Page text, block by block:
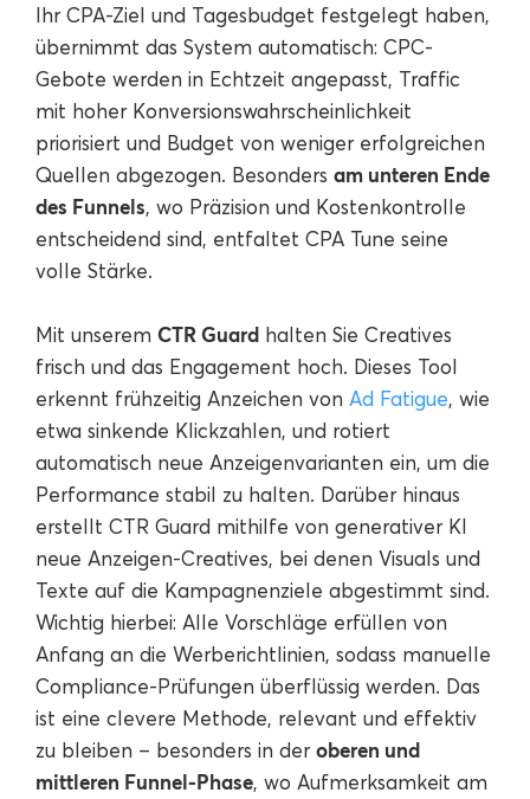
Ihr CPA-Ziel und Tagesbudget festgelegt haben,
übernimmt das System automatisch: CPC-
Gebote werden in Echtzeit angepasst, Traffic
mit hoher Konversionswahrscheinlichkeit
priorisiert und Budget von weniger erfolgreichen
Quellen abgezogen. Besonders am unteren Ende
des Funnels, wo Präzision und Kostenkontrolle
entscheidend sind, entfaltet CPA Tune seine
volle Stärke.
Mit unserem CTR Guard halten Sie Creatives
frisch und das Engagement hoch. Dieses Tool
erkennt frühzeitig Anzeichen von Ad Fatigue, wie
etwa sinkende Klickzahlen, und rotiert
automatisch neue Anzeigenvarianten ein, um die
Performance stabil zu halten. Darüber hinaus
erstellt CTR Guard mithilfe von generativer KI
neue Anzeigen-Creatives, bei denen Visuals und
Texte auf die Kampagnenziele abgestimmt sind.
Wichtig hierbei: Alle Vorschläge erfüllen von
Anfang an die Werberichtlinien, sodass manuelle
Compliance-Prüfungen überflüssig werden. Das
ist eine clevere Methode, relevant und effektiv
zu bleiben – besonders in deroberen und
mittleren Funnel-Phase, wo Aufmerksamkeit am